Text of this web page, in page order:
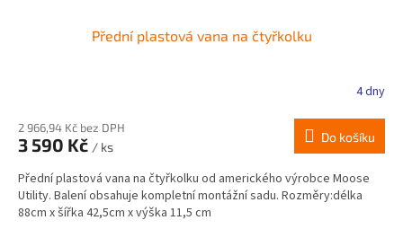
Přední plastová vana na čtyřkolku
4 dny
2 966,94 Kč bez DPH
3 590 Kč / ks
Do košíku
Přední plastová vana na čtyřkolku od amerického výrobce Moose
Utility. Balení obsahuje kompletní montážní sadu. Rozměry:délka
88cm x šířka 42,5cm x výška 11,5 cm